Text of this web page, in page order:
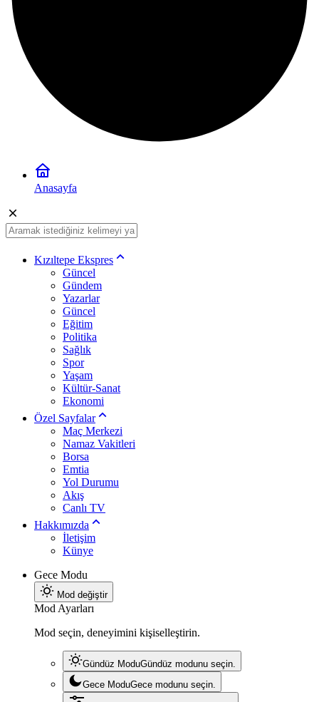
Anasayfa
Kızıltepe Ekspres
Güncel
Gündem
Yazarlar
Güncel
Eğitim
Politika
Sağlık
Spor
Yaşam
Kültür-Sanat
Ekonomi
Özel Sayfalar
Maç Merkezi
Namaz Vakitleri
Borsa
Emtia
Yol Durumu
Akış
Canlı TV
Hakkımızda
İletişim
Künye
Gece Modu
Mod değiştir
Mod Ayarları
Mod seçin, deneyimini kişiselleştirin.
Gündüz ModuGündüz modunu seçin.
Gece ModuGece modunu seçin.